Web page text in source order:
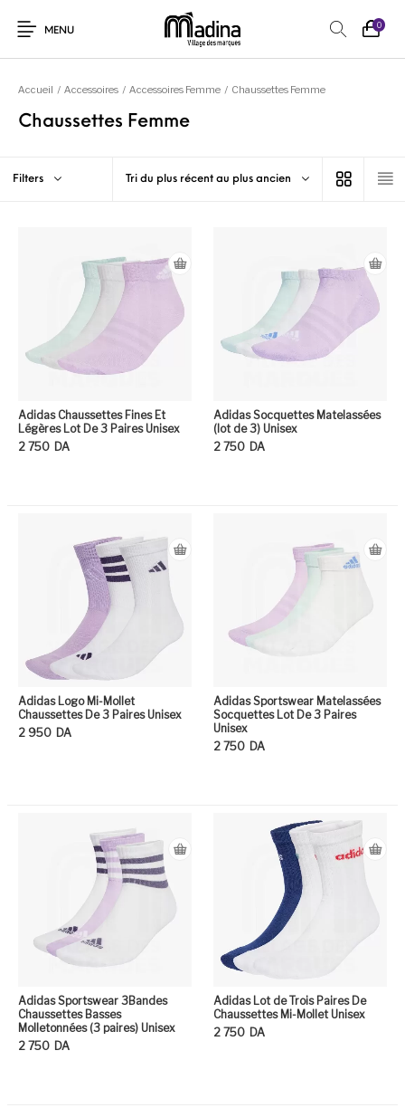
MENU
0
Accueil / Accessoires / Accessoires Femme / Chaussettes Femme
Chaussettes Femme
Filters Tri du plus récent au plus ancien
Adidas Chaussettes Fines Et
Légères Lot De 3 Paires Unisex
2 750 DA
Adidas Socquettes Matelassées
(lot de 3) Unisex
2 750 DA
Adidas Logo Mi-Mollet
Chaussettes De 3 Paires Unisex
2 950 DA
Adidas Sportswear Matelassées
Socquettes Lot De 3 Paires
Unisex
2 750 DA
Adidas Sportswear 3Bandes
Chaussettes Basses
Molletonnées (3 paires) Unisex
2 750 DA
Adidas Lot de Trois Paires De
Chaussettes Mi-Mollet Unisex
2 750 DA